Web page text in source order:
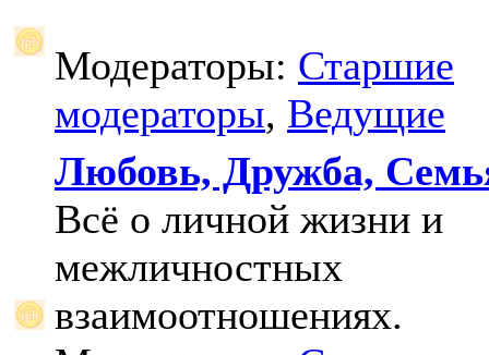
Модераторы: Старшие
модераторы, Ведущие
Любовь, Дружба,
Всё о личной жизни и
межличностных
взаимоотношениях.